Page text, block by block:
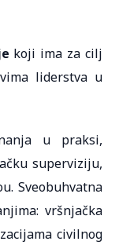
koji ima za cilj
liderstva u
u praksi,
superviziju,
Sveobuhvatna
vršnjačka
civilnog